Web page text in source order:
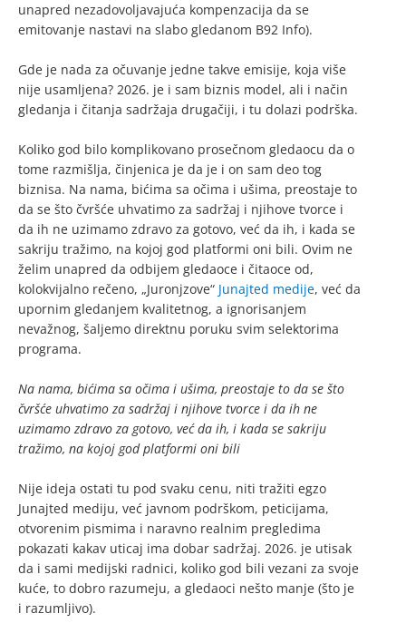
unapred nezadovoljavajuća kompenzacija da se
emitovanje nastavi na slabo gledanom B92 Info).
Gde je nada za očuvanje jedne takve emisije, koja više
nije usamljena? 2026. je i sam biznis model, ali i način
gledanja i čitanja sadržaja drugačiji, i tu dolazi podrška.
Koliko god bilo komplikovano prosečnom gledaocu da o
tome razmišlja, činjenica je da je i on sam deo tog
biznisa. Na nama, bićima sa očima i ušima, preostaje to
da se što čvršće uhvatimo za sadržaj i njihove tvorce i
da ih ne uzimamo zdravo za gotovo, već da ih, i kada se
sakriju tražimo, na kojoj god platformi oni bili. Ovim ne
želim unapred da odbijem gledaoce i čitaoce od,
kolokvijalno rečeno, „Juronjzove“ Junajted medije, već da
upornim gledanjem kvalitetnog, a ignorisanjem
nevažnog, šaljemo direktnu poruku svim selektorima
programa.
Na nama, bićima sa očima i ušima, preostaje to da se što
čvršće uhvatimo za sadržaj i njihove tvorce i da ih ne
uzimamo zdravo za gotovo, već da ih, i kada se sakriju
tražimo, na kojoj god platformi oni bili
Nije ideja ostati tu pod svaku cenu, niti tražiti egzo
Junajted mediju, već javnom podrškom, peticijama,
otvorenim pismima i naravno realnim pregledima
pokazati kakav uticaj ima dobar sadržaj. 2026. je utisak
da i sami medijski radnici, koliko god bili vezani za svoje
kuće, to dobro razumeju, a gledaoci nešto manje (što je
i razumljivo).